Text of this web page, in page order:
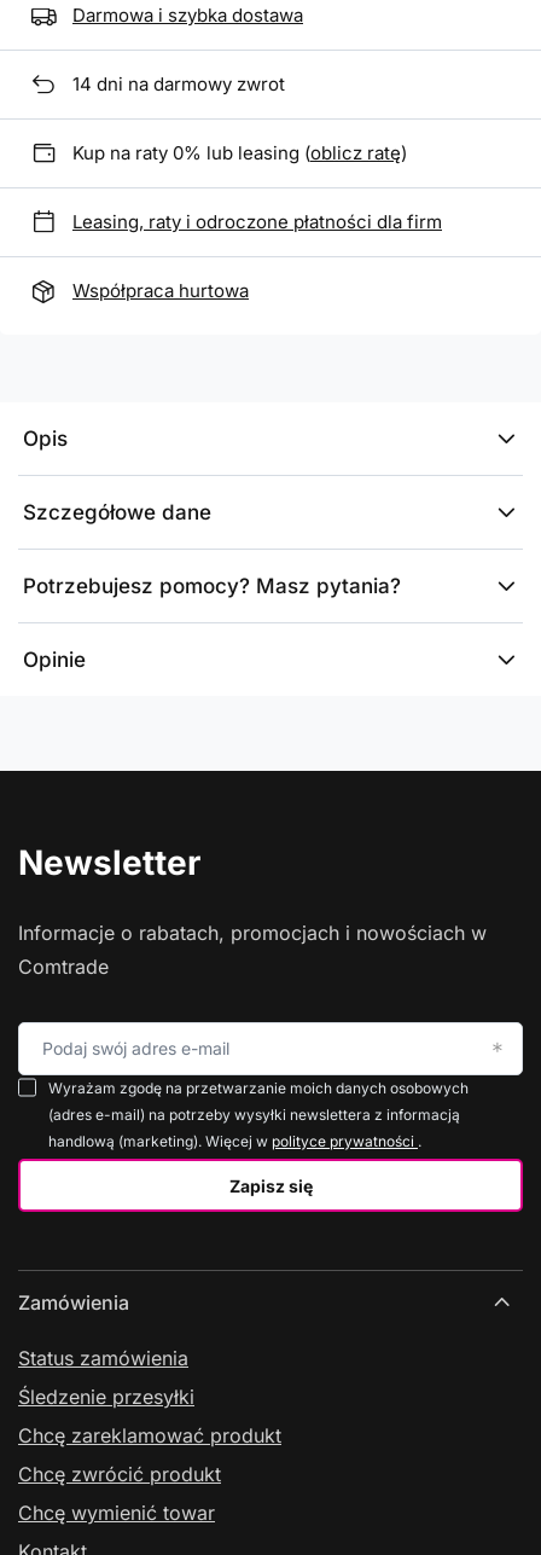
Darmowa i szybka dostawa
14 dni na darmowy zwrot
Kup na raty 0% lub leasing (oblicz ratę)
Leasing, raty i odroczone płatności dla firm
Współpraca hurtowa
Opis
Szczegółowe dane
Potrzebujesz pomocy? Masz pytania?
Opinie
Newsletter
Informacje o rabatach, promocjach i nowościach w
Comtrade
Podaj swój adres e-mail
Zapisz się
Wyrażam zgodę na przetwarzanie moich danych osobowych
(adres e-mail) na potrzeby wysyłki newslettera z informacją
handlową (marketing). Więcej w polityce prywatności .
Zamówienia
Status zamówienia
Śledzenie przesyłki
Chcę zareklamować produkt
Chcę zwrócić produkt
Chcę wymienić towar